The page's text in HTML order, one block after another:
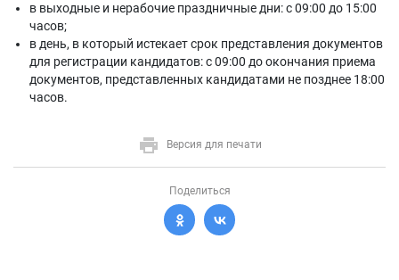
в выходные и нерабочие праздничные дни: с 09:00 до 15:00
часов;
в день, в который истекает срок представления документов
для регистрации кандидатов: с 09:00 до окончания приема
документов, представленных кандидатами не позднее 18:00
часов.
Версия для печати
Поделиться